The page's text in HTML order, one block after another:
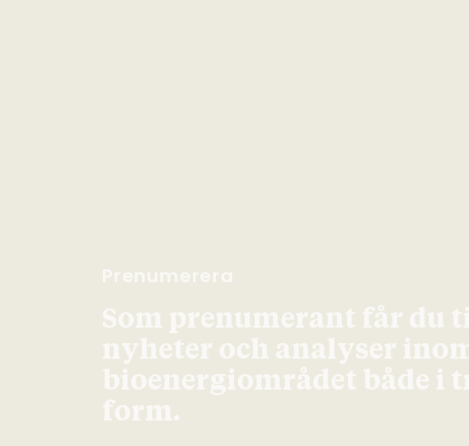
Prenumerera
Som prenumerant får du
nyheter och analyser
bioenergiområdet både i
form.